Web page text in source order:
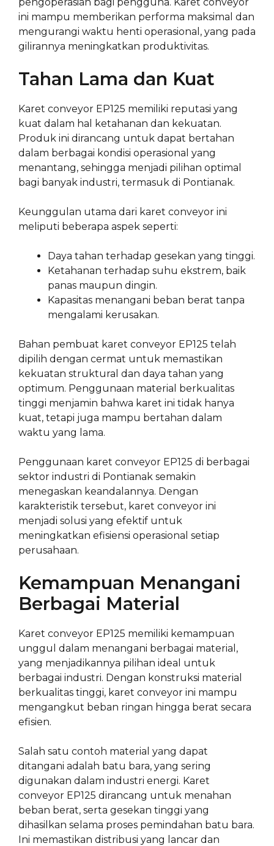
ini mampu memberikan performa maksimal dan
mengurangi waktu henti operasional, yang pada
gilirannya meningkatkan produktivitas.
Tahan Lama dan Kuat
Karet conveyor EP125 memiliki reputasi yang
kuat dalam hal ketahanan dan kekuatan.
Produk ini dirancang untuk dapat bertahan
dalam berbagai kondisi operasional yang
menantang, sehingga menjadi pilihan optimal
bagi banyak industri, termasuk di Pontianak.
Keunggulan utama dari karet conveyor ini
meliputi beberapa aspek seperti:
Daya tahan terhadap gesekan yang tinggi.
Ketahanan terhadap suhu ekstrem, baik
panas maupun dingin.
Kapasitas menangani beban berat tanpa
mengalami kerusakan.
Bahan pembuat karet conveyor EP125 telah
dipilih dengan cermat untuk memastikan
kekuatan struktural dan daya tahan yang
optimum. Penggunaan material berkualitas
tinggi menjamin bahwa karet ini tidak hanya
kuat, tetapi juga mampu bertahan dalam
waktu yang lama.
Penggunaan karet conveyor EP125 di berbagai
sektor industri di Pontianak semakin
menegaskan keandalannya. Dengan
karakteristik tersebut, karet conveyor ini
menjadi solusi yang efektif untuk
meningkatkan efisiensi operasional setiap
perusahaan.
Kemampuan Menangani
Berbagai Material
Karet conveyor EP125 memiliki kemampuan
unggul dalam menangani berbagai material,
yang menjadikannya pilihan ideal untuk
berbagai industri. Dengan konstruksi material
berkualitas tinggi, karet conveyor ini mampu
mengangkut beban ringan hingga berat secara
efisien.
Salah satu contoh material yang dapat
ditangani adalah batu bara, yang sering
digunakan dalam industri energi. Karet
conveyor EP125 dirancang untuk menahan
beban berat, serta gesekan tinggi yang
dihasilkan selama proses pemindahan batu bara.
Ini memastikan distribusi yang lancar dan